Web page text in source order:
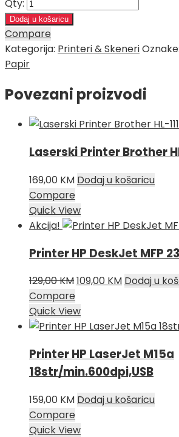
Qty:
Dodaj u košaricu
Compare
Kategorija: Printeri & SkeneriOznake:
Papir
Povezani proizvodi
Laserski Printer Brother
169,00 KM Dodaj u košaricu
Compare
Quick View
Akcija!
Printer HP DeskJet MFP
129,00KMIzvorna
bila
je:
109,00 KMTrenutna
109,00 KM.
Dodaj u
Compare
Quick View
Printer HP LaserJet M15a
18str/min.600dpi,USB
159,00 KM Dodaj u košaricu
Compare
Quick View